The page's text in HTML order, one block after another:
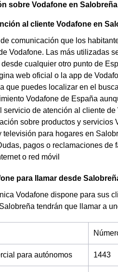
sobre Vodafone en
al cliente Vodafone en
comunicación que los
Vodafone. Las más utilizadas
cualquier otro punto de
web oficial o la app de
que puedes localizar en el
Vodafone de España
servicio de atención al cliente
sobre productos y
televisión para hogares en
pagos o reclamaciones
o red móvil
para llamar desde
Vodafone dispone para sus
tendrán que llamar a
para autónomos 1443